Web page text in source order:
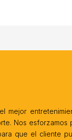
Nos esforzamos
que el cliente